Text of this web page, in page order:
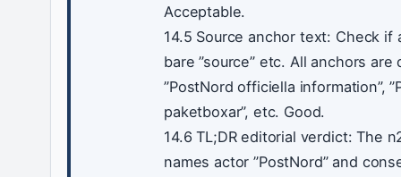
Acceptable.
14.5 Source anchor text: Check if
bare ”source” etc. All anchors
”PostNord officiella information”,
paketboxar”, etc. Good.
14.6 TL;DR editorial verdict: The
names actor ”PostNord” and